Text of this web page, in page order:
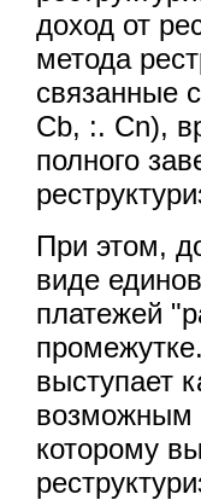
доход от
метода
связанные
Сb, :. Сn),
полного
При этом,
виде
платежей
выступает
возможным
которому